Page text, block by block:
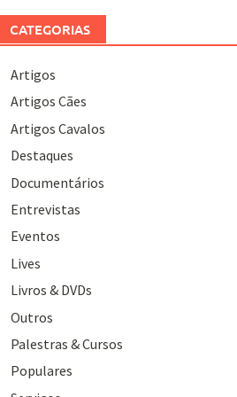
CATEGORIAS
Artigos
Artigos Cães
Artigos Cavalos
Destaques
Documentários
Entrevistas
Eventos
Lives
Livros & DVDs
Outros
Palestras & Cursos
Populares